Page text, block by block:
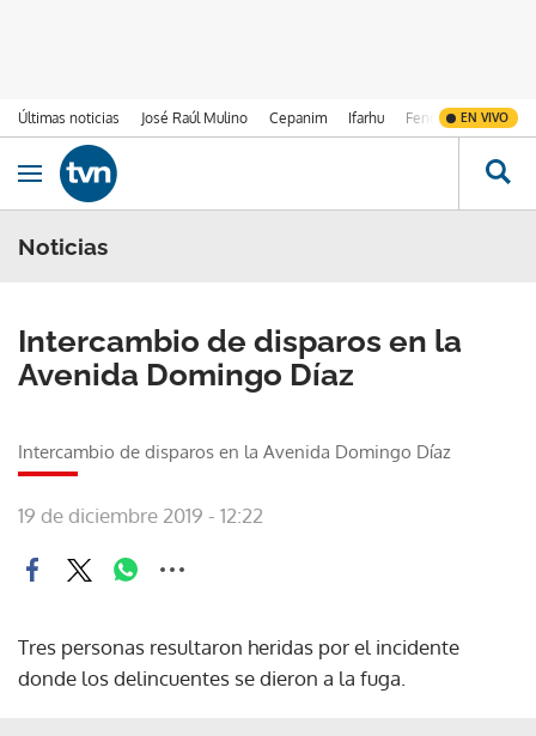
Últimas noticias José Raúl Mulino Cepanim Ifarhu Fenómeno de El
EN VIVO
Ir al contenido
Obrir navegació
Noticias
Intercambio de disparos en la
Avenida Domingo Díaz
Intercambio de disparos en la Avenida Domingo Díaz
19 de diciembre 2019 - 12:22
Tres personas resultaron heridas por el incidente
donde los delincuentes se dieron a la fuga.